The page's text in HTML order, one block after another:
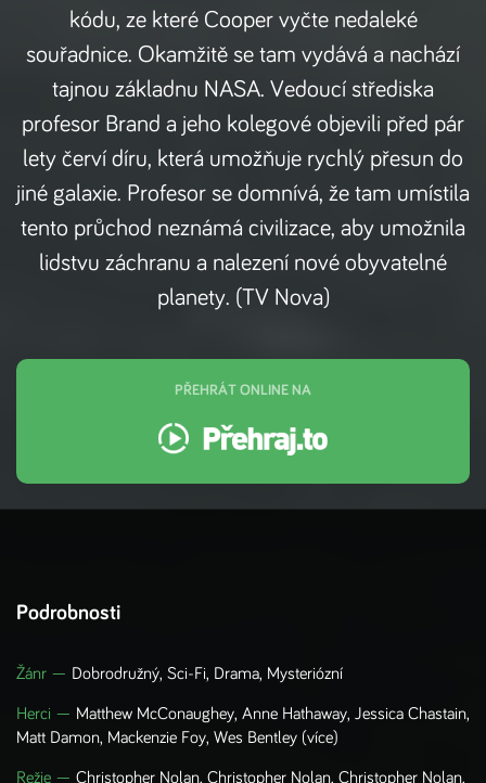
kódu, ze které Cooper vyčte nedaleké
souřadnice. Okamžitě se tam vydává a nachází
tajnou základnu NASA. Vedoucí střediska
profesor Brand a jeho kolegové objevili před pár
lety červí díru, která umožňuje rychlý přesun do
jiné galaxie. Profesor se domnívá, že tam umístila
tento průchod neznámá civilizace, aby umožnila
lidstvu záchranu a nalezení nové obyvatelné
planety. (TV Nova)
PŘEHRÁT ONLINE NA
Podrobnosti
Žánr — Dobrodružný, Sci-Fi, Drama, Mysteriózní
Herci — Matthew McConaughey, Anne Hathaway, Jessica Chastain,
Matt Damon, Mackenzie Foy, Wes Bentley (více)
Režie — Christopher Nolan, Christopher Nolan, Christopher Nolan,